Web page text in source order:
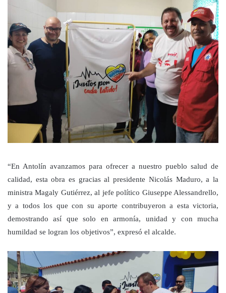
“En Antolín avanzamos para ofrecer a nuestro pueblo salud de
calidad, esta obra es gracias al presidente Nicolás Maduro, a la
ministra Magaly Gutiérrez, al jefe político Giuseppe Alessandrello,
y a todos los que con su aporte contribuyeron a esta victoria,
demostrando así que solo en armonía, unidad y con mucha
humildad se logran los objetivos”, expresó el alcalde.